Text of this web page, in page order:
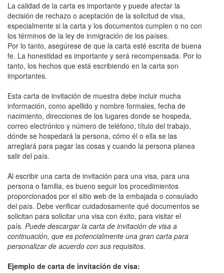
La calidad de la carta es importante y puede afectar la
decisión de rechazo o aceptación de la solicitud de visa,
especialmente si la carta y los documentos cumplen o no con
los términos de la ley de inmigración de los países.
Por lo tanto, asegúrese de que la carta esté escrita de buena
fe. La honestidad es importante y será recompensada. Por lo
tanto, los hechos que está escribiendo en la carta son
importantes.
Esta carta de invitación de muestra debe incluir mucha
información, como apellido y nombre formales, fecha de
nacimiento, direcciones de los lugares donde se hospeda,
correo electrónico y número de teléfono, título del trabajo,
dónde se hospedará la persona, cómo él o ella se las
arreglará para pagar las cosas y cuando la persona planea
salir del país.
Al escribir una carta de invitación para una visa, para una
persona o familia, es bueno seguir los procedimientos
proporcionados por el sitio web de la embajada o consulado
del país. Debe verificar cuidadosamente qué documentos se
solicitan para solicitar una visa con éxito, para visitar el
país. Puede descargar la carta de invitación de visa a
continuación, que es potencialmente una gran carta para
personalizar de acuerdo con sus requisitos.
Ejemplo de carta de invitación de visa: